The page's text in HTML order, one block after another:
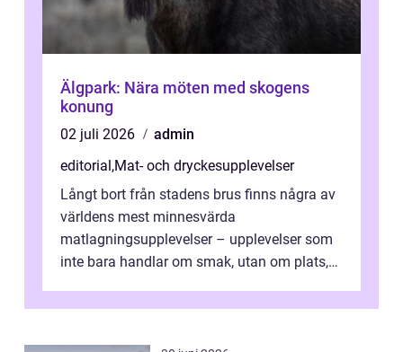
Älgpark: Nära möten med skogens
konung
02 juli 2026
admin
editorial,Mat- och dryckesupplevelser
Långt bort från stadens brus finns några av
världens mest minnesvärda
matlagningsupplevelser – upplevelser som
inte bara handlar om smak, utan om plats,